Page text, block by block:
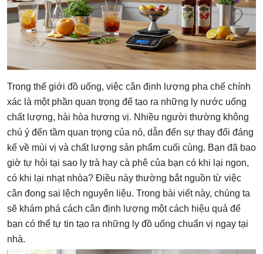
Trong thế giới đồ uống, việc cân định lượng pha chế chính
xác là một phần quan trọng để tạo ra những ly nước uống
chất lượng, hài hòa hương vị. Nhiều người thường không
chú ý đến tầm quan trọng của nó, dẫn đến sự thay đổi đáng
kể về mùi vị và chất lượng sản phẩm cuối cùng. Bạn đã bao
giờ tự hỏi tại sao ly trà hay cà phê của bạn có khi lại ngon,
có khi lại nhạt nhòa? Điều này thường bắt nguồn từ việc
cân đong sai lệch nguyên liệu. Trong bài viết này, chúng ta
sẽ khám phá cách cân định lượng một cách hiệu quả để
bạn có thể tự tin tạo ra những ly đồ uống chuẩn vị ngay tại
nhà.